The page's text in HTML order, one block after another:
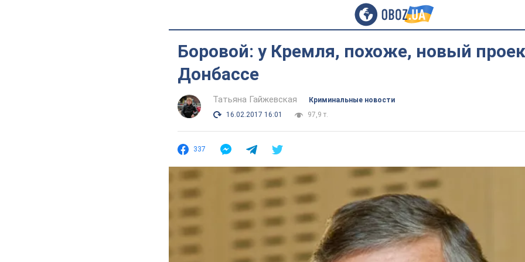
Боровой: у Кремля, похоже, новый
Донбассе
Татьяна Гайжевская
Криминальные новости
16.02.2017 16:01
97,9 т.
337